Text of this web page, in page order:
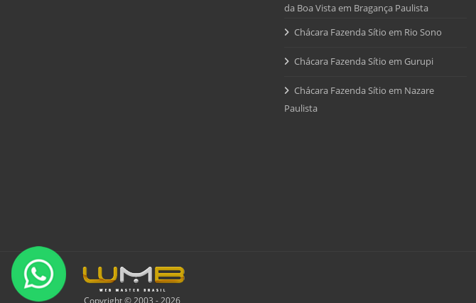
da Boa Vista em Bragança Paulista
Chácara Fazenda Sítio em Rio Sono
Chácara Fazenda Sítio em Gurupi
Chácara Fazenda Sítio em Nazare
Paulista